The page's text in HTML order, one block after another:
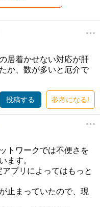
居着かせない対応が肝
か、数が多いと厄介で
投稿する 参考になる!
トワークでは不便さを
ます。
プリによってはもっと
止まっていたので、現